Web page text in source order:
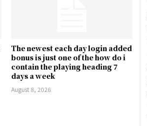
The newest each day login added
bonus is just one of the how do i
contain the playing heading 7
days a week
August 8, 2026